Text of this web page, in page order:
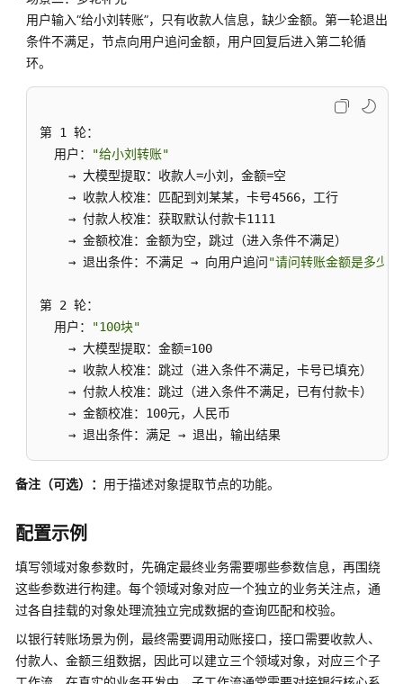
用户输入“给小刘转账”，只有收款人信息，缺少金额。第一轮退出
条件不满足，节点向用户追问金额，用户回复后进入第二轮循
环。
第 1 轮：
  用户：
"给小刘转账"
    → 大模型提取：收款人=小刘，金额=空
    → 收款人校准：匹配到刘某某，卡号4566，工行
    → 付款人校准：获取默认付款卡1111
    → 金额校准：金额为空，跳过（进入条件不满足）
    → 退出条件：不满足 → 向用户追问
"请问转账金额是多少
第 2 轮：
  用户：
"100块"
    → 大模型提取：金额=100
    → 收款人校准：跳过（进入条件不满足，卡号已填充）
    → 付款人校准：跳过（进入条件不满足，已有付款卡）
    → 金额校准：100元，人民币
    → 退出条件：满足 → 退出，输出结果
备注（可选）： 用于描述对象提取节点的功能。
配置示例
填写领域对象参数时，先确定最终业务需要哪些参数信息，再围绕
这些参数进行构建。每个领域对象对应一个独立的业务关注点，通
过各自挂载的对象处理流独立完成数据的查询匹配和校验。
以银行转账场景为例，最终需要调用动账接口，接口需要收款人、
付款人、金额三组数据，因此可以建立三个领域对象，对应三个子